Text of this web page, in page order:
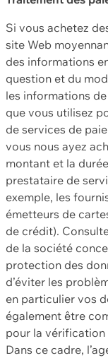
Si vous achetez
site Web
des informations
question et du
les informations
que vous utilisez
de services de
vous nous ayez
montant et la
prestataire de
exemple, les
émetteurs de
de crédit).
de la société
protection des
d’éviter les
en particulier vos
également être
pour la
Dans ce cadre,